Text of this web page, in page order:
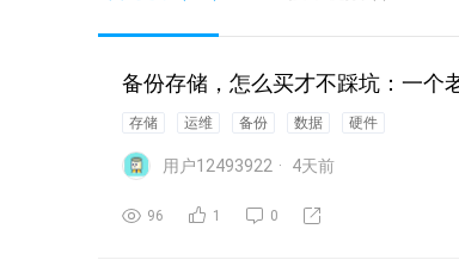
备份存储，怎么买才不踩坑：一个
存储 运维 备份 数据 硬件
用户12493922 4天前
96 1 0